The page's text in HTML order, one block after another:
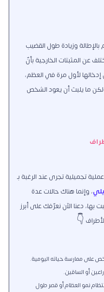
بالإطالة وزيادة طول القضيب
عن المثبتات الخارجية بأنّ
لأول مرة في العظم،
ما يلبث أن يعود الشخص
تجميلية تجرى عند الرغبة بـ
، وإنما هناك حالات عدة
دعنا الآن نعرّفك على أبرز
👇
على ممارسة حياته اليومية.
أو الساقين.
نمو العظام أو قصر طول